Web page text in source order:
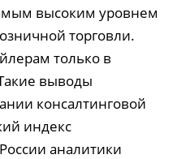
высоким уровнем
торговли.
только в
выводы
консалтинговой
индекс
аналитики